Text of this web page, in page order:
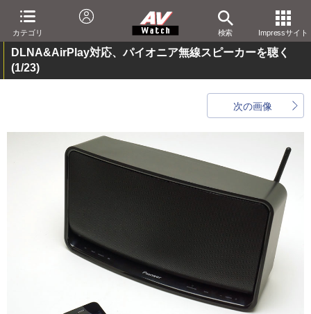
カテゴリ 検索 Impressサイト
DLNA&AirPlay対応、パイオニア無線スピーカーを聴く
(1/23)
次の画像